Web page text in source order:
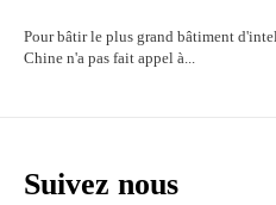
Pour bâtir le plus grand bâtiment
Chine n'a pas fait appel à...
Suivez nous